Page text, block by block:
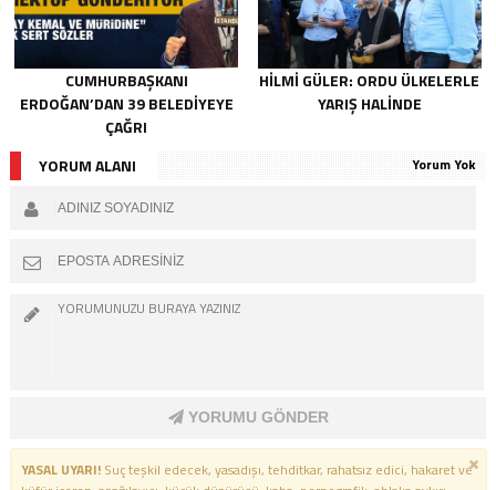
CUMHURBAŞKANI
ERDOĞAN’DAN 39 BELEDIYEYE
ÇAĞRI
HILMI GÜLER: ORDU ÜLKELERLE
YARIŞ HALINDE
YORUM ALANI Yorum Yok
YORUMU GÖNDER
YASAL UYARI!Suç teşkil edecek, yasadışı, tehditkar, rahatsız edici, hakaret ve